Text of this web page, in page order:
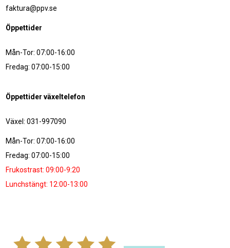
faktura@ppv.se
Öppettider
Mån-Tor: 07:00-16:00
Fredag: 07:00-15:00
Öppettider växeltelefon
Växel: 031-997090
Mån-Tor: 07:00-16:00
Fredag: 07:00-15:00
Frukostrast: 09:00-9:20
Lunchstängt: 12:00-13:00